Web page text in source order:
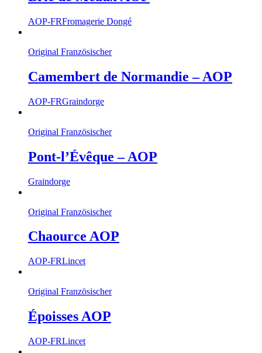
AOP-FRFromagerie Dongé
Original Französischer
Camembert de Normandie – AOP
AOP-FRGraindorge
Original Französischer
Pont-l’Évêque – AOP
Graindorge
Original Französischer
Chaource AOP
AOP-FRLincet
Original Französischer
Époisses AOP
AOP-FRLincet